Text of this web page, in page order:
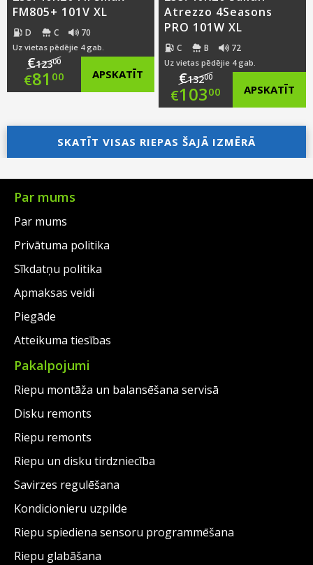
FM805+ 101V XL
D C 70
Uz vietas pēdējie 4 gab.
€12300
Original
was:
€123.00.
€81 00
price
is:
€81.00.
APSKATĪT
Atrezzo 4Seasons
PRO 101W XL
C B 72
Uz vietas pēdējie 4 gab.
€13200
Original
price
was:
€132.00.
€10300
Current
price
is:
APSKATĪT
SKATĪT VISAS RIEPAS ŠAJĀ IZMĒRĀ
Par mums
Par mums
Privātuma politika
Sīkdatņu politika
Apmaksas veidi
Piegāde
Atteikuma tiesības
Pakalpojumi
Riepu montāža un balansēšana servisā
Disku remonts
Riepu remonts
Riepu un disku tirdzniecība
Savirzes regulēšana
Kondicionieru uzpilde
Riepu spiediena sensoru programmēšana
Riepu glabāšana